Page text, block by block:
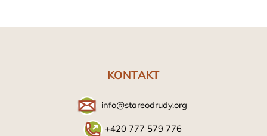
KONTAKT
info@stareodrudy.org
+420 777 579 776